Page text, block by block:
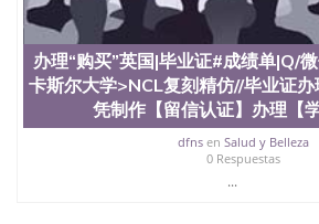
University）圣何塞州立大学成绩单（
University）圣何塞州立大学成绩单（
University）圣何塞州立大学成绩单
University）成绩单圣何塞州立大学
State University）圣何塞州立大学（
University）圣何塞州立大学（San
University）圣何塞州立大学（ San
University）圣何塞州立大学（San
University）圣何塞州立大学文凭（
办理“购买”英国|毕业证#成绩单|Q/
卡斯尔大学>NCL复刻精仿//毕业证
凭制作【留信认证】办理【
dfnsen Salud y Belleza
0 Respuestas
...